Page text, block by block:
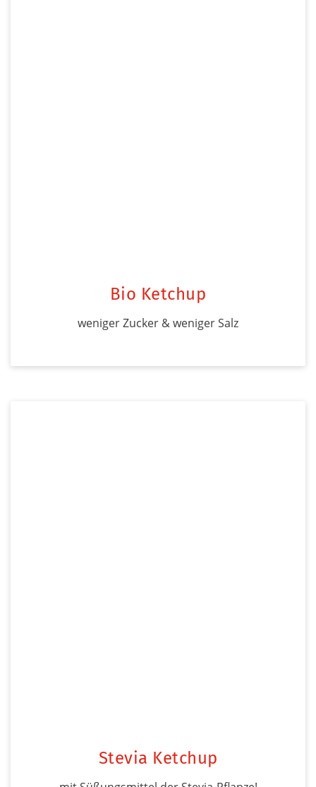
Bio Ketchup
weniger Zucker & weniger Salz
Stevia Ketchup